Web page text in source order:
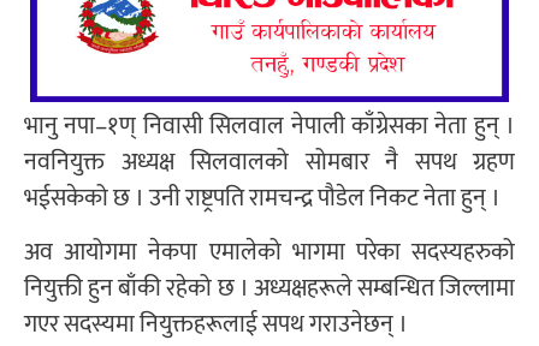
भानु नपा–१ण् निवासी सिलवाल नेपाली काँग्रेसका नेता हुन् ।
नवनियुक्त अध्यक्ष सिलवालको सोमबार नै सपथ ग्रहण
भईसकेको छ । उनी राष्ट्रपति रामचन्द्र पौडेल निकट नेता हुन् ।
अव आयोगमा नेकपा एमालेको भागमा परेका सदस्यहरुको
नियुक्ती हुन बाँकी रहेको छ । अध्यक्षहरूले सम्बन्धित जिल्लामा
गएर सदस्यमा नियुक्तहरूलाई सपथ गराउनेछन् ।